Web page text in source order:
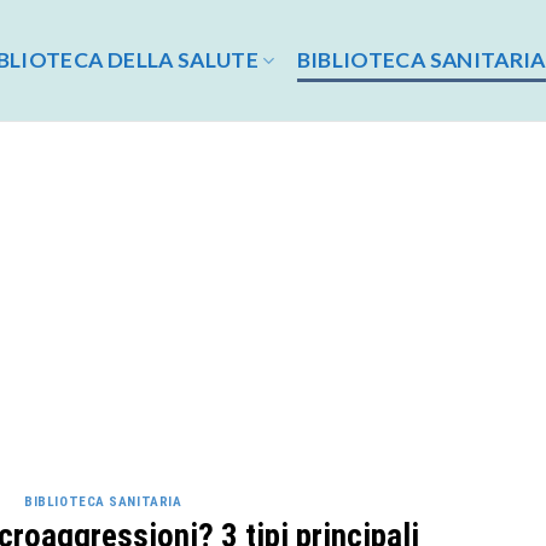
DELLA SALUTE BIBLIOTECA SANITARIA
BIBLIOTECA SANITARIA
3 tipi principali